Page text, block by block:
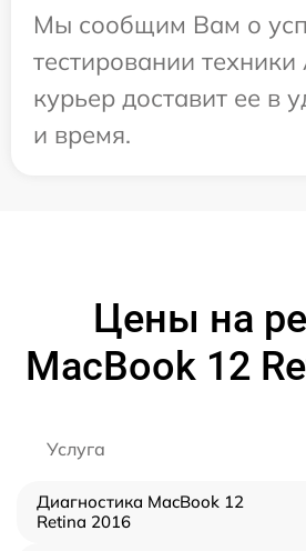
Мы сообщим Вам о
тестировании техники
курьер доставит ее в
и время.
Цены на
MacBook 12
Услуга
Диагностика MacBook 12
Retina 2016